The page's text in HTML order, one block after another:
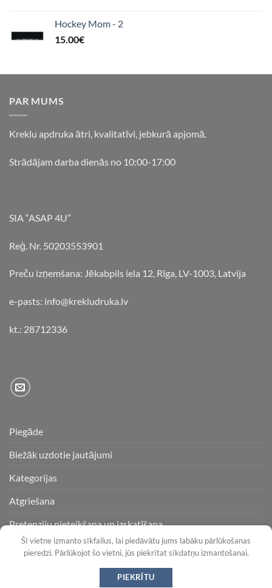
Hockey Mom - 2
15.00€
PAR MUMS
Kreklu apdruka ātri, kvalitatīvi, jebkurā apjomā.
Strādājam darba dienās no 10:00-17:00
SIA “ASAP 4U”
Reģ. Nr. 50203553901
Preču izņemšana: Jēkabpils iela 12, Rīga, LV-1003, Latvija
e-pasts: info@krekludruka.lv
kt.: 28712336
Piegāde
Biežāk uzdotie jautājumi
Kategorijas
Atgriešana
Pretenziju pieteikšana un izskatīšana
Šī vietne izmanto sīkfailus, lai piedāvātu jums labāku pārlūkošanas
pieredzi. Pārlūkojot šo vietni, jūs piekrītat sīkdatņu izmantošanai.